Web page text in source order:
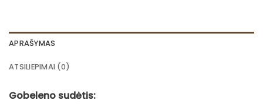
APRAŠYMAS
ATSILIEPIMAI (0)
Gobeleno sudėtis: